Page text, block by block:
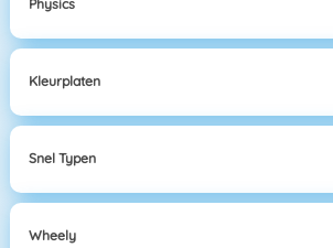
Physics
Kleurplaten
Snel Typen
Wheely